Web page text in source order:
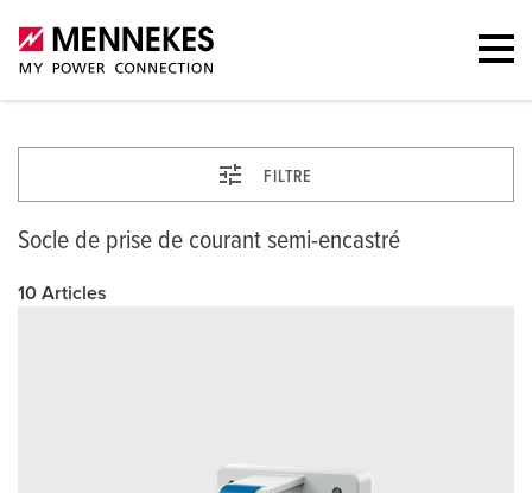
FILTRE
Socle de prise de courant semi-encastré
10 Articles